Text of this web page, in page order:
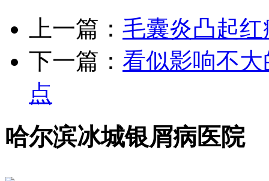
上一篇： 毛囊炎凸起
下一篇： 看似影响不
点
哈尔滨冰城银屑病医院